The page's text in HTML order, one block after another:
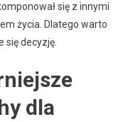
się z innymi
życia. Dlatego warto
się decyzję.
dla